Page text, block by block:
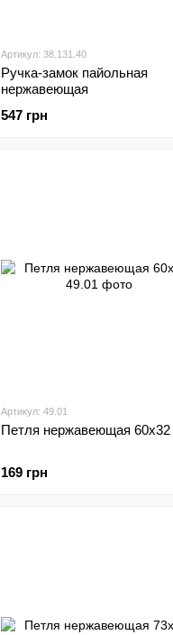
Артикул: 38.131.40
Ручка-замок пайольная
нержавеющая
547 грн
Артикул: 49.01
Петля нержавеющая 60х32
169 грн